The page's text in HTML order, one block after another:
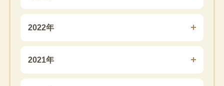
2022年
2021年